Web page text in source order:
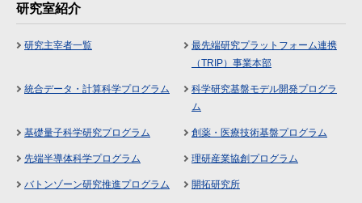
研究室紹介
研究主宰者一覧
最先端研究プラットフォーム連携
（TRIP）事業本部
統合データ・計算科学プログラム
科学研究基盤モデル開発プログラ
ム
基礎量子科学研究プログラム 創薬・医療技術基盤プログラム
先端半導体科学プログラム 理研産業協創プログラム
バトンゾーン研究推進プログラム 開拓研究所